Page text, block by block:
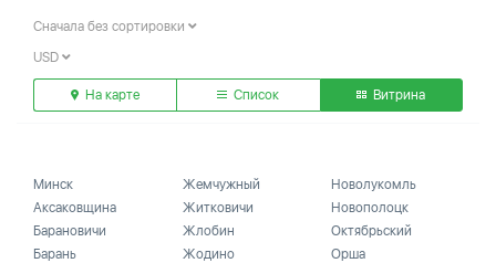
Сначала без сортировки
USD
На карте Список Витрина
Минск
Аксаковщина
Барановичи
Барань
Жемчужный
Житковичи
Жлобин
Жодино
Новолукомль
Новополоцк
Октябрьский
Орша